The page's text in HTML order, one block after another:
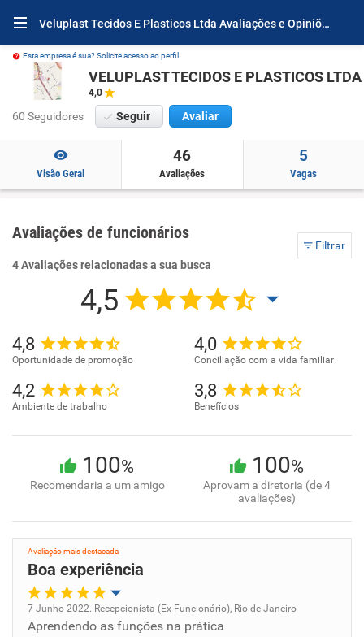
Veluplast Tecidos E Plasticos Ltda Avaliações e Opiniões
Esta empresa é sua? Solicite acesso ao perfil.
VELUPLAST TECIDOS E PLASTICOS LTDA
4,0
60 Seguidores Seguir Avaliar
Visão Geral
46
Avaliações
5
Vagas
Avaliações de funcionários
Filtrar
4 Avaliações relacionadas a sua busca
4,5
4,8
Oportunidade de promoção
4,0
Conciliação com a vida familiar
4,2
Ambiente de trabalho
3,8
Benefícios
100%
Recomendaria a um amigo
100%
Aprovam a diretoria (de 4
avaliações)
Avaliação mais destacada
Boa experiência
Oportunidade de promoção
7 Junho 2022. Recepcionista (Ex-Funcionário), Rio de Janeiro
Aprendendo as funções na prática